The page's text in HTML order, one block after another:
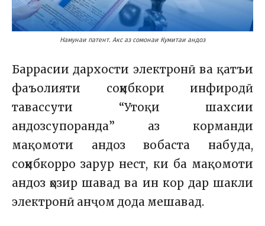
Намунаи патент. Акс аз сомонаи Кумитаи андоз
Баррасии дархости электронӣ ва қатъи
фаъолияти соҳибкори инфиродӣ
тавассути “Утоқи шахсии
андозсупоранда” аз корманди
мақомоти андоз вобаста набуда,
соҳибкорро зарур нест, ки ба мақомоти
андоз ҳозир шавад ва ин кор дар шакли
электронӣ анҷом дода мешавад.